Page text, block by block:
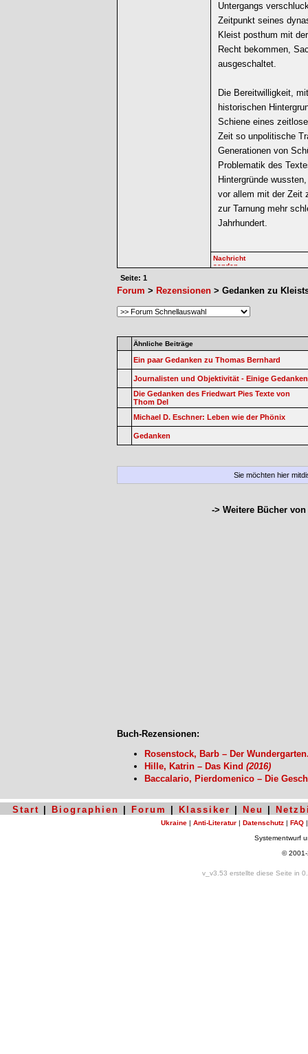
Untergangs
Zeitpunkt seines
Kleist posthum mit
Recht bekommen,
ausgeschaltet.
Die Bereitwilligkeit,
historischen
Schiene eines
Zeit so unpolitische
Generationen von
Problematik des
Hintergründe
vor allem mit der Zeit
zur Tarnung mehr
Jahrhundert.
Seite: 1
Forum > Rezensionen > Gedanken zu
Ähnliche Beiträge
Ein paar Gedanken zu Thomas Bernhard
Journalisten und Objektivität - Einige Gedanken
Die Gedanken des Friedwart Pies Texte von
Thom Del
Michael D. Eschner: Leben wie der Phönix
Gedanken
Sie möchten hier
-> Weitere Bücher
Buch-Rezensionen:
Rosenstock, Barb – Der
Hille, Katrin – Das Kind (2016)
Baccalario, Pierdomenico – Die
Start Biographien Forum Klassiker Neu
Ukraine | Anti-Literatur | Datenschutz | FAQ
Systementwurf
©
v_v3.53 erstellte diese Seite in